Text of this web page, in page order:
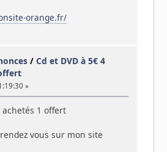
orange.fr/
/Cd et DVD à 5€ 4
»
achetés 1 offert
vous sur mon site